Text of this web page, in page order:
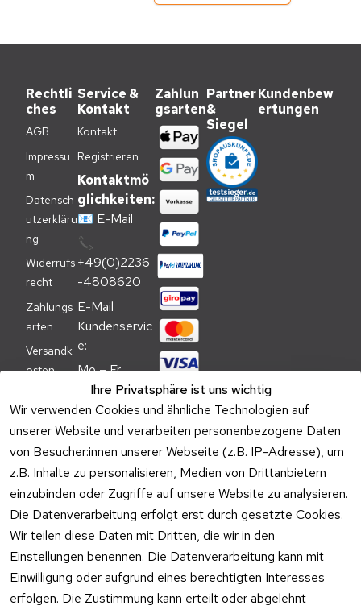
Ihre Privatsphäre ist uns wichtig
Wir verwenden Cookies und ähnliche Technologien auf
unserer Website und verarbeiten personenbezogene Daten
von Besucher:innen unserer Webseite (z.B. IP-Adresse), um
z.B. Inhalte zu personalisieren, Medien von Drittanbietern
einzubinden oder Zugriffe auf unsere Website zu analysieren.
Die Datenverarbeitung erfolgt erst durch gesetzte Cookies.
Wir teilen diese Daten mit Dritten, die wir in den
Einstellungen benennen. Die Datenverarbeitung kann mit
Einwilligung oder aufgrund eines berechtigten Interesses
erfolgen. Die Zustimmung kann erteilt oder abgelehnt
Rechtli
ches
AGB
Impressu
m
Datensch
utzerkläru
ng
Widerrufs
recht
Zahlungs
arten
Versandk
osten
nweis
Verpacku
ngshinwei
se
Altgeräte
-
Entsorgu
ng
Vertrag
Service &
Kontakt
Kontakt
Registrieren
Kontaktmö
glichkeiten:
📧 E-Mail
📞
+49(0)2236
-4808620
E-Mail
Kundenservic
e:
Mo – Fr
09:00 –
17:00 Uhr
Telefon
Kundenservic
e:
Mo – Fr 11:00
– 15:00 Uhr
Zahlun
gsarten
Versa
ndpa
rtner
Partner
&
Siegel
Kundenbew
ertungen